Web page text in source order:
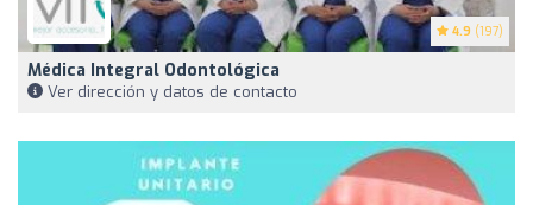
4.9 (197)
Médica Integral Odontológica
Ver dirección y datos de contacto